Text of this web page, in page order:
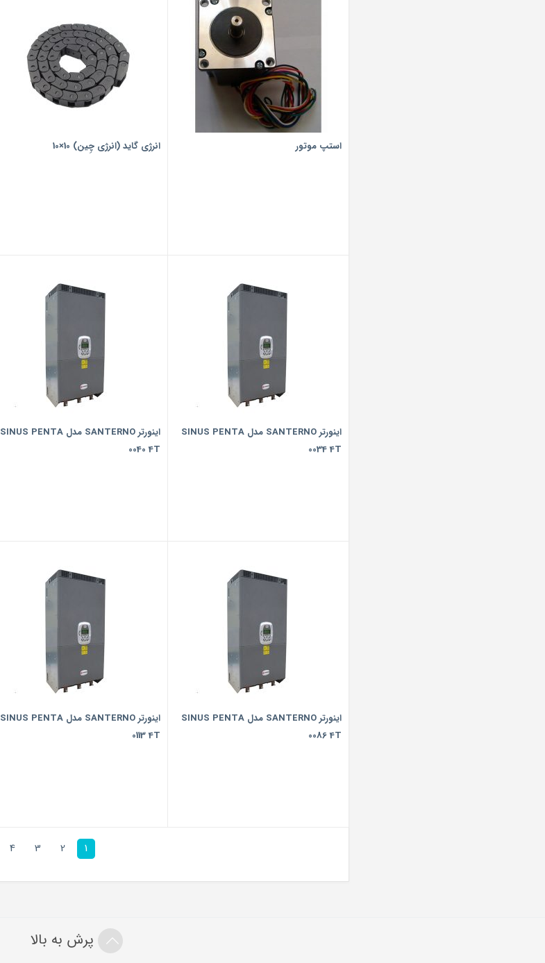
استپ موتور انرژی گاید (انرژی چِین) 10×10
اینورتر SANTERNO مدل SINUS PENTA
0034 4T
اینورتر SANTERNO مدل SINUS PENTA
0040 4T
اینورتر SANTERNO مدل SINUS PENTA
0086 4T
اینورتر SANTERNO مدل SINUS PENTA
0113 4T
1
2
3
4
پرش به بالا